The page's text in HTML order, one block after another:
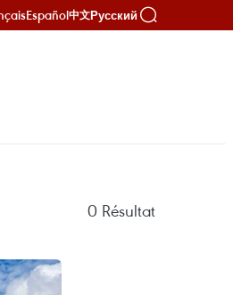
Español中文Русский
0 Résultat